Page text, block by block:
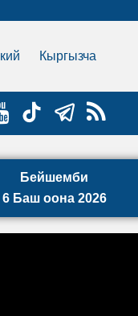
Кыргызча
Бейшемби
6 Баш оона 2026